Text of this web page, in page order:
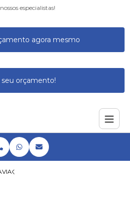
especialistas!
agora mesmo
seu orçamento!